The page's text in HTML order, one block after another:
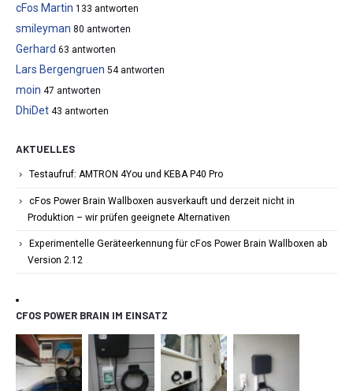
cFos Martin 133 antworten
smileyman 80 antworten
Gerhard 63 antworten
Lars Bergengruen 54 antworten
moin 47 antworten
DhiDet 43 antworten
AKTUELLES
Testaufruf: AMTRON 4You und KEBA P40 Pro
cFos Power Brain Wallboxen ausverkauft und derzeit nicht in
Produktion – wir prüfen geeignete Alternativen
Experimentelle Geräteerkennung für cFos Power Brain Wallboxen ab
Version 2.12
CFOS POWER BRAIN IM EINSATZ